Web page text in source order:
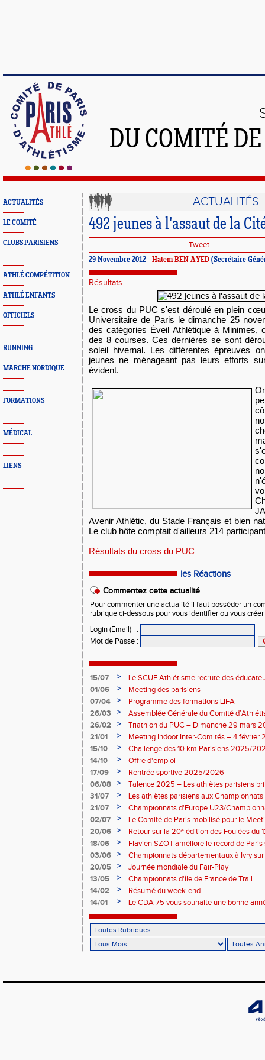
DU COMITÉ
ACTUALITÉS
LE COMITÉ
CLUBS PARISIENS
ATHLÉ COMPÉTITION
ATHLÉ ENFANTS
OFFICIELS
RUNNING
MARCHE NORDIQUE
FORMATIONS
MÉDICAL
LIENS
ACTUALITÉS
492 jeunes à l'assaut de la
Tweet
29 Novembre 2012 - Hatem BEN AYED (Secrétaire
Résultats
Le cross du PUC s'est déroulé en plein
Universitaire de Paris le dimanche 25
des catégories Éveil Athlétique à Minimes,
des 8 courses. Ces dernières se sont
soleil hivernal. Les différentes épreuves
jeunes ne ménageant pas leurs efforts
évident.
Avenir Athlétic, du Stade Français et bien
Le club hôte comptait d'ailleurs 214
Résultats du cross du PUC
les Réactions
Commentez cette actualité
Pour commenter une actualité il faut posséder un
rubrique ci-dessous pour vous identifier ou vous
Login (Email)
:
Mot de Passe :
15/07 >
Le SCUF Athlétisme recrute des
2026-2027 !
01/06 >
Meeting des parisiens
07/04
>
Programme des formations LIFA
26/03
>
Assemblée Générale du Comité
26/02
>
Triathlon du PUC – Dimanche 29 mars
21/01
>
Meeting Indoor Inter-Comités – 4 février
15/10
>
Challenge des 10 km Parisiens 2025/
14/10
>
Offre d'emploi
17/09
>
Rentrée sportive 2025/2026
06/08
>
Talence 2025 – Les athlètes parisiens
de France Élite
31/07 >
Les athlètes parisiens aux
21/07
>
Championnats d'Europe U23/
02/07
>
Le Comité de Paris mobilisé pour le
20/06
>
Retour sur la 20ᵉ édition des Foulées du
18/06
>
Flavien SZOT améliore le record de Paris
03/06
>
Championnats départementaux à Ivry
20/05
>
Journée mondiale du Fair-Play
13/05
>
Championnats d'île de France de Trail
14/02
>
Résumé du week-end
14/01
> Le CDA 75 vous souhaite une bonne